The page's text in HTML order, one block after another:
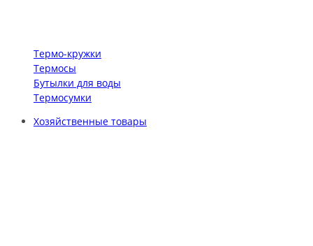
Термо-кружки
Термосы
Бутылки для воды
Термосумки
Хозяйственные товары